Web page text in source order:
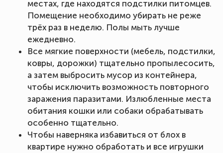
местах, где находятся подстилки питомцев.
Помещение необходимо убирать не реже
трёх раз в неделю. Полы мыть лучше
ежедневно.
Все мягкие поверхности (мебель, подстилки,
ковры, дорожки) тщательно пропылесосить,
а затем выбросить мусор из контейнера,
чтобы исключить возможность повторного
заражения паразитами. Излюбленные места
обитания кошки или собаки обрабатывать
особенно тщательно.
Чтобы наверняка избавиться от блох в
квартире нужно обработать и все игрушки